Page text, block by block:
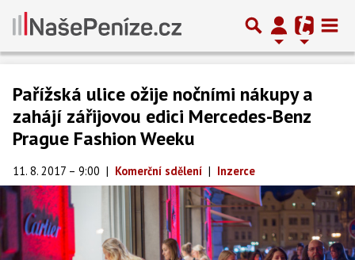
Pařížská ulice ožije nočními nákupy a
zahájí zářijovou edici Mercedes-Benz
Prague Fashion Weeku
11. 8. 2017 – 9:00 | Komerční sdělení | Inzerce